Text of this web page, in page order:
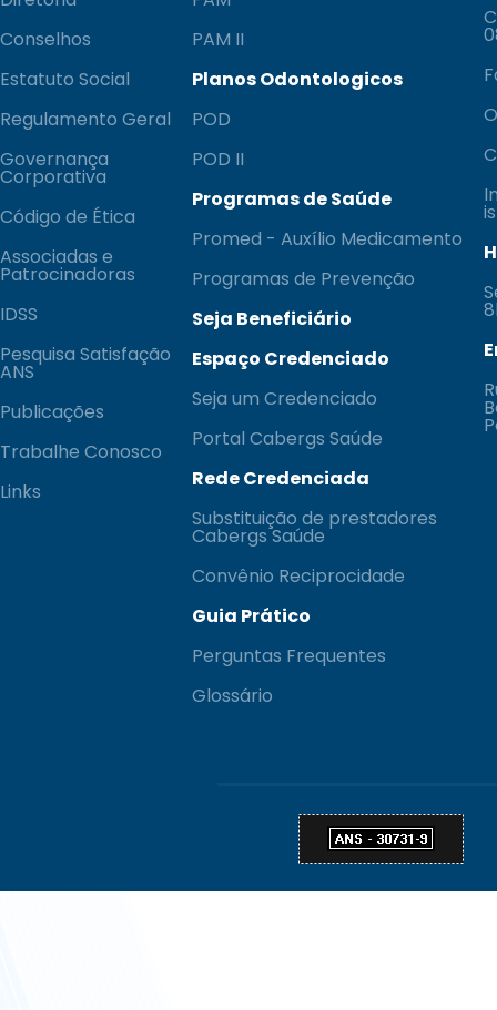
Conselhos
Estatuto Social
Regulamento Geral
Governança
Corporativa
Código de Ética
Associadas e
Patrocinadoras
IDSS
Pesquisa Satisfação
ANS
Publicações
Trabalhe Conosco
Links
PAM II
Planos Odontologicos
POD
POD II
Programas de Saúde
Promed - Auxílio Medicamento
Programas de Prevenção
Seja Beneficiário
Espaço Credenciado
Seja um Credenciado
Portal Cabergs Saúde
Rede Credenciada
Substituição de prestadores
Cabergs Saúde
Convênio Reciprocidade
Guia Prático
Perguntas Frequentes
Glossário